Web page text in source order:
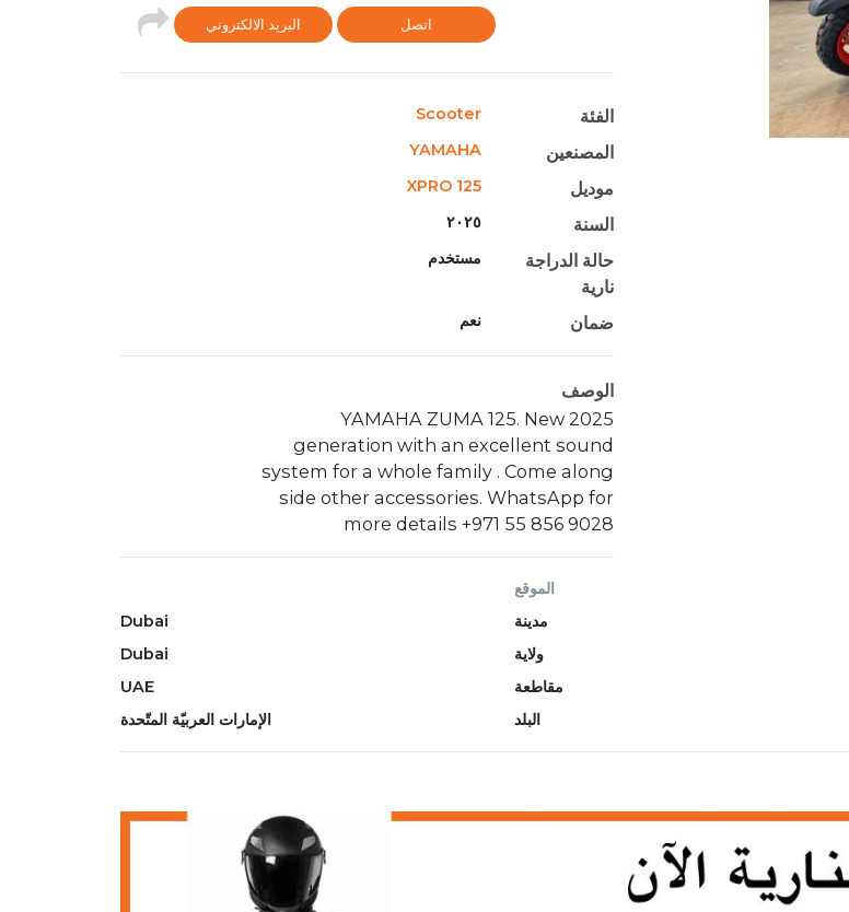
اتصل البريد الالكتروني
الفئة Scooter
المصنعين YAMAHA
موديل XPRO 125
السنة ٢٠٢٥
حالة الدراجة
نارية
مستخدم
ضمان نعم
الوصف
2025 YAMAHA ZUMA 125. New
generation with an excellent sound
system for a whole family . Come along
side other accessories. WhatsApp for
more details ‪+971 55 856 9028‬
الموقع
مدينة
Dubai
ولاية
Dubai
مقاطعة
UAE
البلد
الإمارات العربيّة المتّحدة